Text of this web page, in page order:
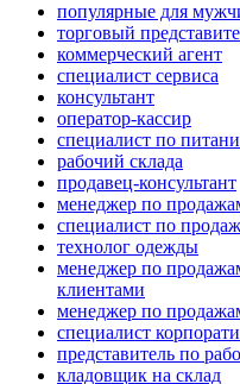
популярные для
торговый
коммерческий агент
специалист сервиса
консультант
оператор-кассир
специалист по
рабочий склада
продавец-консультант
менеджер по
специалист по
технолог одежды
менеджер по
клиентами
менеджер по
специалист
представитель по
кладовщик на склад